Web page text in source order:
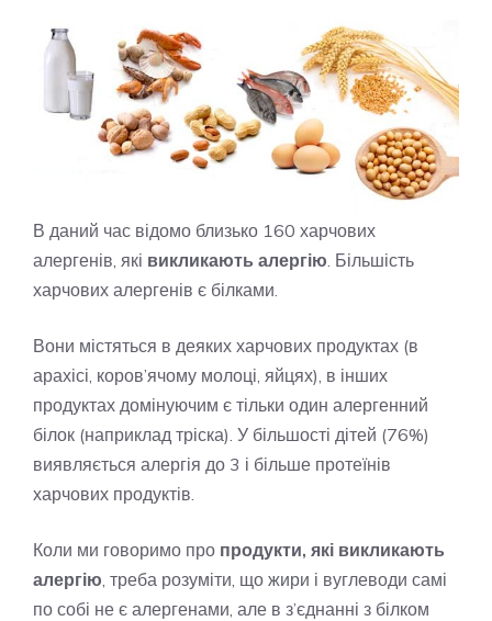
В даний час відомо близько 160 харчових
алергенів, які викликають алергію . Більшість
харчових алергенів є білками.
Вони містяться в деяких харчових продуктах (в
арахісі, коров’ячому молоці, яйцях), в інших
продуктах домінуючим є тільки один алергенний
білок (наприклад тріска). У більшості дітей (76%)
виявляється алергія до 3 і більше протеїнів
харчових продуктів.
Коли ми говоримо про продукти, які викликають
алергію , треба розуміти, що жири і вуглеводи самі
по собі не є алергенами, але в з’єднанні з білком